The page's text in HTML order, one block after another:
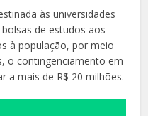
às universidades
de estudos aos
à população, por meio
o contingenciamento em
a mais de R$ 20 milhões.